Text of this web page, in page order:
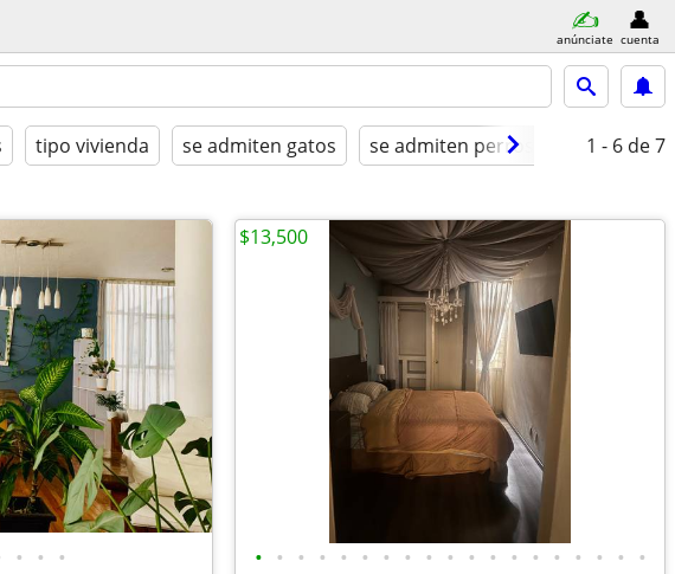
anúnciate cuenta
tipo vivienda se admiten gatos se admiten perros amueblado
1 - 6 de 7
• • • • • • • • • • • • • • • • • • • • • •
$13,500